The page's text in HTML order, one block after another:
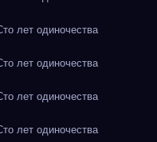
лет одиночества
лет одиночества
лет одиночества
лет одиночества